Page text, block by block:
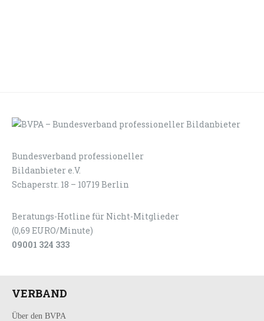
Bundesverband professioneller
Bildanbieter e.V.
Schaperstr. 18 – 10719 Berlin
Beratungs-Hotline für Nicht-Mitglieder
(0,69 EURO/Minute)
09001 324 333
VERBAND
Über den BVPA